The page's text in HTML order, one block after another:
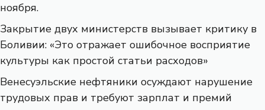
ноября.
Закрытие двух министерств вызывает критику в
Боливии: «Это отражает ошибочное восприятие
культуры как простой статьи расходов»
Венесуэльские нефтяники осуждают нарушение
трудовых прав и требуют зарплат и премий